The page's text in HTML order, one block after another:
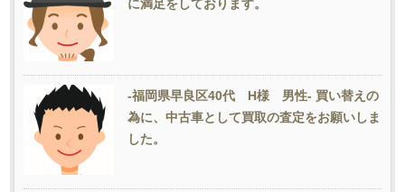
に満足をしております。
-福岡県早良区40代 H様 男性- 買い替えの
為に、中古車として買取の査定をお願いしま
した。